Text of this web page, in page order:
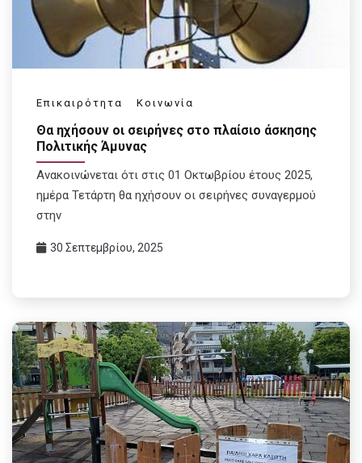
Επικαιρότητα Κοινωνία
Θα ηχήσουν οι σειρήνες στο πλαίσιο άσκησης
Πολιτικής Άμυνας
Ανακοινώνεται ότι στις 01 Οκτωβρίου έτους 2025,
ημέρα Τετάρτη θα ηχήσουν οι σειρήνες συναγερμού
στην
30 Σεπτεμβρίου, 2025